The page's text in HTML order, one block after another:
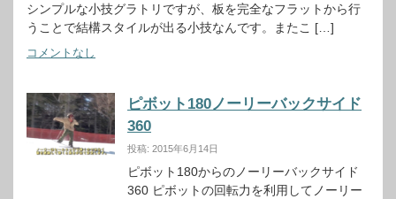
シンプルな小技グラトリですが、板を完全なフラットから行
うことで結構スタイルが出る小技なんです。またこ […]
コメントなし
ピボット180ノーリーバックサイド
360
投稿: 2015年6月14日
ピボット180からのノーリーバックサイド
360 ピボットの回転力を利用してノーリー